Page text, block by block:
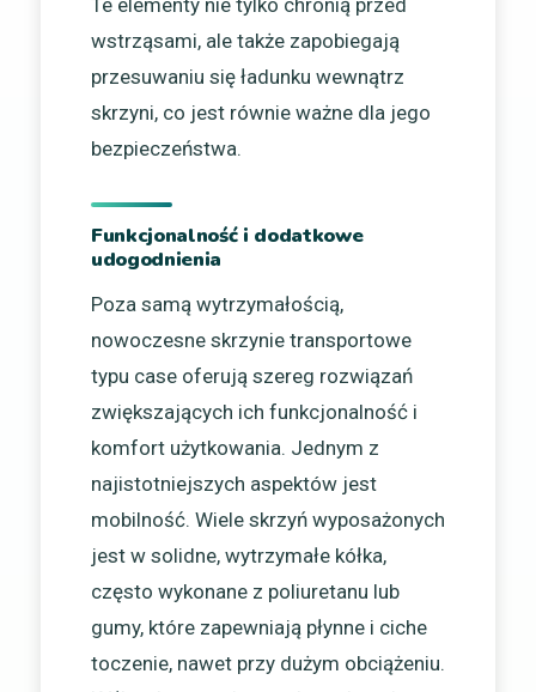
Te elementy nie tylko chronią przed
wstrząsami, ale także zapobiegają
przesuwaniu się ładunku wewnątrz
skrzyni, co jest równie ważne dla jego
bezpieczeństwa.
Funkcjonalność i dodatkowe
udogodnienia
Poza samą wytrzymałością,
nowoczesne skrzynie transportowe
typu case oferują szereg rozwiązań
zwiększających ich funkcjonalność i
komfort użytkowania. Jednym z
najistotniejszych aspektów jest
mobilność. Wiele skrzyń wyposażonych
jest w solidne, wytrzymałe kółka,
często wykonane z poliuretanu lub
gumy, które zapewniają płynne i ciche
toczenie, nawet przy dużym obciążeniu.